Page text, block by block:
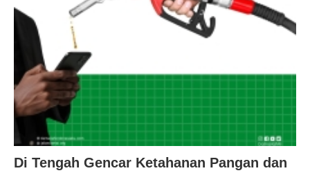
Di Tengah Gencar Ketahanan Pangan dan